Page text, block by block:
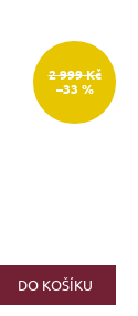
2 999 Kč
–33 %
DO KOŠÍKU